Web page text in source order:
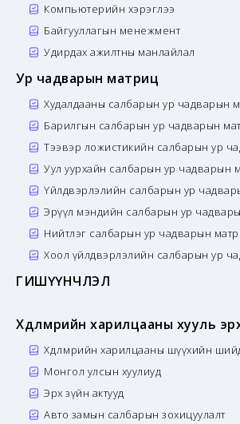
Компьютерийн хэрэглээ
Байгууллагын менежмент
Удирдах ажилтны манлайлал
Ур чадварын матриц
Худалдааны салбарын ур чадварын
Барилгын салбарын ур чадварын
Тээвэр ложистикийн салбарын ур
Уул уурхайн салбарын ур чадварын
Үйлдвэрлэлийн салбарын ур
Эрүүл мэндийн салбарын ур
Нийтлэг салбарын ур чадварын
Хоол үйлдвэрлэлийн салбарын ур
ГИШҮҮНЧЛЭЛ
Хөдөлмөрийн харилцааны хууль
Хөдөлмөрийн харилцааны шүүхийн
Монгол улсын хуулиуд
Эрх зүйн актууд
Авто замын салбарын зохицуулалт